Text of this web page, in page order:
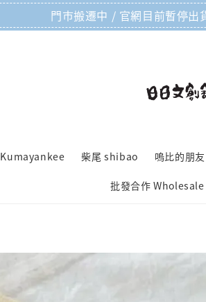
門市搬遷中 / 官網目前暫停出
Kumayankee 柴尾 shibao 嗚比的朋
批發合作